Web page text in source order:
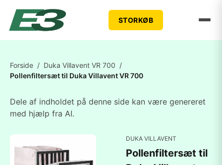
STORKØB
Forside / Duka Villavent VR 700 /
Pollenfiltersæt til Duka Villavent VR 700
Dele af indholdet på denne side kan være genereret
med hjælp fra AI.
DUKA VILLAVENT
Pollenfiltersæt til